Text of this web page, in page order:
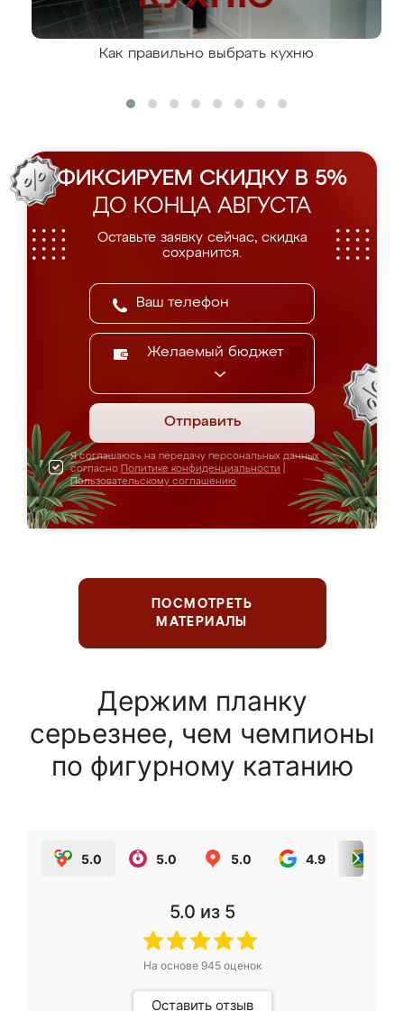
Как правильно выбрать кухню
ФИКСИРУЕМ СКИДКУ В 5%
ДО КОНЦА АВГУСТА
Оставьте заявку сейчас, скидка
сохранится.
Желаемый бюджет
Отправить
Я соглашаюсь на передачу персональных данных
согласно Политике конфиденциальности
Пользовательскому соглашению
ПОСМОТРЕТЬ
МАТЕРИАЛЫ
Держим планку
серьезнее, чем чемпионы
по фигурному катанию
5.0 5.0 5.0 4.9
5.0 из 5
На основе 945оценок
Оставить отзыв